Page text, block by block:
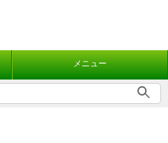
メニュー